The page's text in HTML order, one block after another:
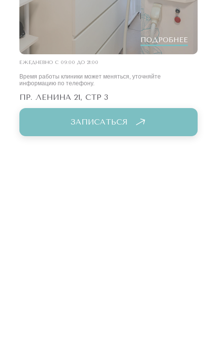
ПОДРОБНЕЕ
ЕЖЕДНЕВНО С 09:00 ДО 21:00
Время работы клиники может меняться, уточняйте
информацию по телефону.
ПР. ЛЕНИНА 21, СТР 3
ЗАПИСАТЬСЯ